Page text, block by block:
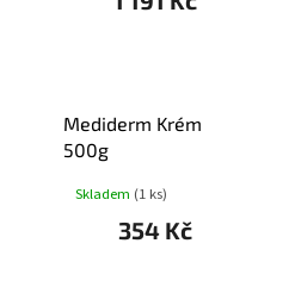
Mediderm Krém
500g
Skladem (1 ks)
354 Kč